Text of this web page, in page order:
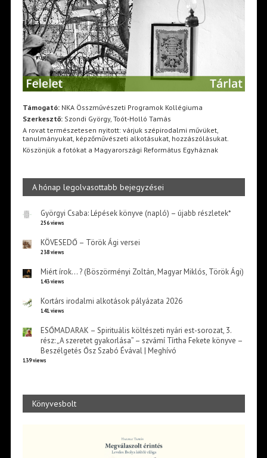
Támogató:NKA Összművészeti Programok Kollégiuma
Szerkesztő:Szondi György, Toót-Holló Tamás
A rovat természetesen nyitott: várjuk szépirodalmi művüket,
tanulmányukat, képzőművészeti alkotásukat, hozzászólásukat.
Köszönjük a fotókat a Magyarországi Református Egyháznak
A hónap legolvasottabb bejegyzései
Györgyi Csaba: Lépések könyve (napló) – újabb részletek*
256 views
KÖVESEDŐ – Török Ági versei
238 views
Miért írok… ? (Böszörményi Zoltán, Magyar Miklós, Török Ági)
143 views
Kortárs irodalmi alkotások pályázata 2026
141 views
ESŐMADARAK – Spirituális költészeti nyári est-sorozat, 3.
rész: „A szeretet gyakorlása” – szvámí Tírtha Fekete könyve –
Beszélgetés Ősz Szabó Évával | Meghívó
139 views
Könyvesbolt